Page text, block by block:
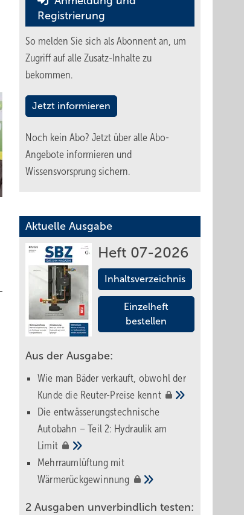
Registrierung
So melden Sie sich als Abonnent an, um
Zugriff auf alle Zusatz-Inhalte zu
bekommen.
Jetzt informieren
Noch kein Abo? Jetzt über alle Abo-
Angebote informieren und
Wissensvorsprung sichern.
Aktuelle Ausgabe
Heft 07-2026
Inhaltsverzeichnis
Einzelheft
bestellen
Aus der Ausgabe:
Wie man Bäder verkauft, obwohl der
Kunde die Reuter-Preise kennt
Die entwässerungstechnische
Autobahn – Teil 2: Hydraulik am
Limit
Mehrraumlüftung mit
Wärmerückgewinnung
2 Ausgaben unverbindlich testen: